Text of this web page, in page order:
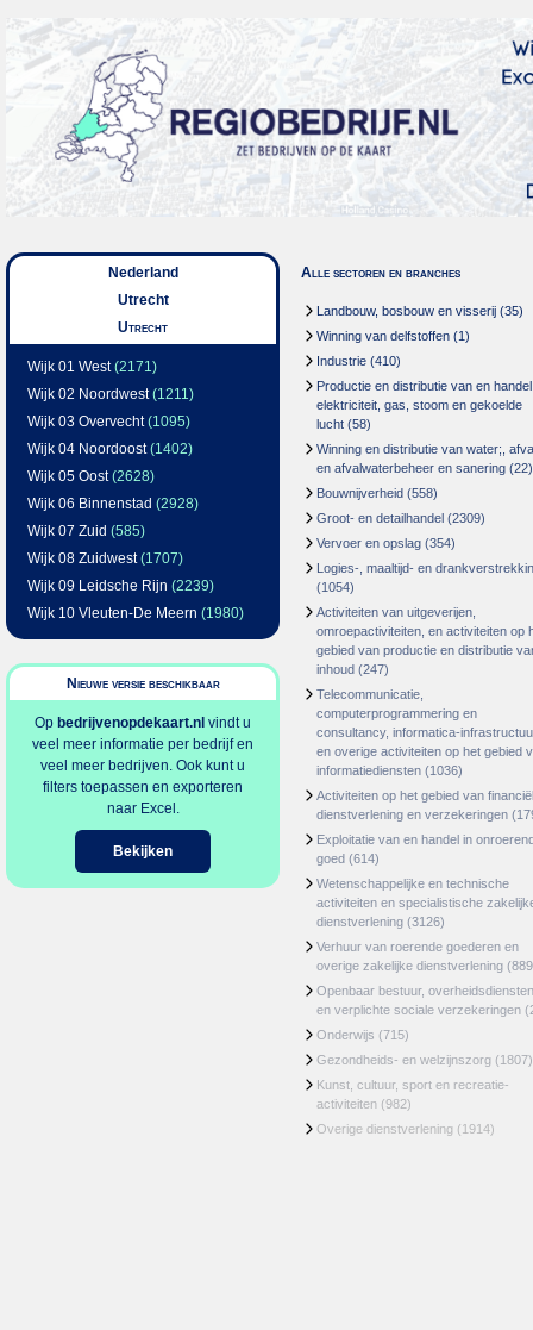
Nederland
Utrecht
Utrecht
Wijk 01 West(2171)
Wijk 02 Noordwest(1211)
Wijk 03 Overvecht(1095)
Wijk 04 Noordoost(1402)
Wijk 05 Oost(2628)
Wijk 06 Binnenstad (2928)
Wijk 07 Zuid (585)
Wijk 08 Zuidwest(1707)
Wijk 09 Leidsche Rijn (2239)
Wijk 10 Vleuten-De Meern (1980)
Nieuwe versie beschikbaar
Op bedrijvenopdekaart.nl vindt u
veel meer informatie per bedrijf en
veel meer bedrijven. Ook kunt u
filters toepassen en exporteren
naar Excel.
Bekijken
Alle sectoren en branches
Landbouw, bosbouw en visserij (35)
Winning van delfstoffen (1)
Industrie (410)
Productie en distributie van en
elektriciteit, gas, stoom en gekoelde
lucht (58)
Winning en distributie van water;,
en afvalwaterbeheer en sanering (22)
Bouwnijverheid (558)
Groot- en detailhandel (2309)
Vervoer en opslag (354)
Logies-, maaltijd- en
(1054)
Activiteiten van uitgeverijen,
omroepactiviteiten, en activiteiten op
gebied van productie en distributie
inhoud (247)
Telecommunicatie,
computerprogrammering en
consultancy, informatica-
en overige activiteiten op het gebied
informatiediensten (1036)
Activiteiten op het gebied van
dienstverlening en verzekeringen
Exploitatie van en handel in
goed (614)
Wetenschappelijke en technische
activiteiten en specialistische
dienstverlening (3126)
Verhuur van roerende goederen en
overige zakelijke dienstverlening
Openbaar bestuur, overheidsdiensten
en verplichte sociale verzekeringen
Onderwijs (715)
Gezondheids- en welzijnszorg (1807)
Kunst, cultuur, sport en recreatie-
activiteiten (982)
Overige dienstverlening (1914)